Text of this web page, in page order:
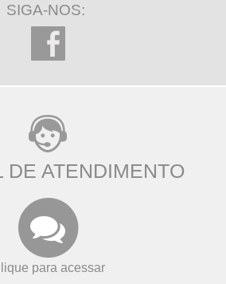
SIGA-NOS:
DE ATENDIMENTO
para acessar